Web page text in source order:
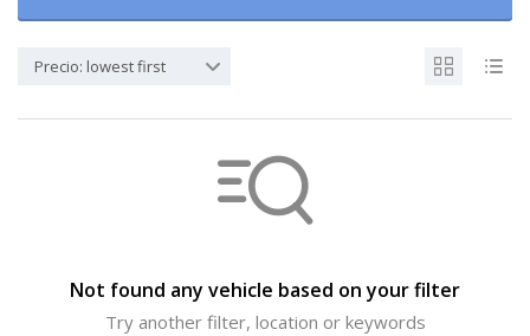
Precio: lowest first
Not found any vehicle based on your filter
Try another filter, location or keywords